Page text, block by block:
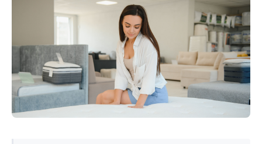
Herramientas y simuladores